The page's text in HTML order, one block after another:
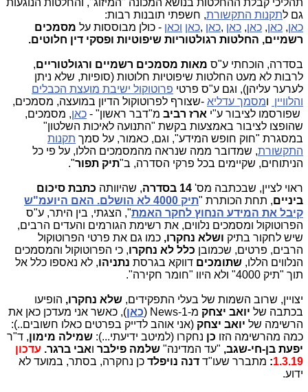
תהליכי קבלת ההחלטות בנושא המכונה "המיזוג", והחלטות הנוגעות
גם לתקנות התקשורת, חשפתי תובנות רבות:
כאן, כאן, כאן, כאן ,כאן ,כאן וכאן - כולן מבוססות על מסמכים
רשמיים, החלטות רגולטוריות שיפוטיות ופסקי דין חלוטים.
בסדרה, הוכחתי ע"ס מאות מסמכים רשמיים ורגולטוריים,
לרבות לא מעט החלטות שיפוטיות חלוטות (סופיות, שלא ניתן
לערער עליהן), וגם ע"ס פרטי פרוטוקול ישיבת מועצת הכבלים
והלוויין ומסמך עדליא -
ע"י ארז רביב מ"דבר ראשון" - כאן, מסמכים,
שהופצו לציבור באמצעות בקשת "התנועה לאיכות השלטון"
במסגרת "חוק חופש המידע", וגם, כאמור, על סמך תקנות
התקשורת, שמדובר ממה שנראה מהמסמכים הללו, על פי כל
הניתוחים, שקיימים בכל פרקי הסדרה, ב"תיק תפור".
ראוי לציין, שבכתבה מס' , שהיוותה כתבת סיכום
ביניים, תחת הכותרת "
תיק 4000 לא הושלם. האם היועמ"ש
קיבל את המידע הנחוץ לחקר האמת", הצגתי, בין היתר, ע"ס
הפרוטוקול ומסמכים נלווים, את רשימת הגורמים והעדים הרבים,
שיש לחקור בתיק ושלא נחקרו, כמו גם את פרטי הפרוטוקול
הרבים, פרטים, שכמובן כלל לא נחקרו, כי הפרוטוקול והמסמכים
הנלווים הללו, שתומכים דווקא בגרסת נתניהו, לא נאספו כלל אל
תוך "תיק 4000" ולא היוו "חומר חקירה".
יצויין, שרוב השמות של בעלי התפקידים, שלא נחקרו, הופיעו
בכתבה של יואב יצחק מ-News-1 ( כאן), כאשר אני מעדכן כאן את
הרשימה של יואב יצחק (אני אוהב לדייק בפרטים כאלו חשובים..):
כמה מהרשימה הזו כן נחקרו (למיטב ידיעתי...): שמילה מימון, ד"ר
יפעת בן-חי-שגב, "עד המדינה" שלמה פילבר ואבי ברגר. עדכון
1.3.19
: מתברר שעו"ד דנה נויפלד כן נחקרה, בסתר, במועד לא
ידוע.